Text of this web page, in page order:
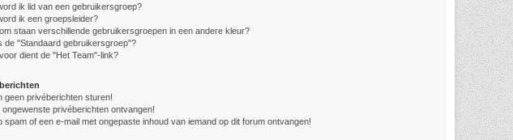
ik lid van een gebruikersgroep?
ik een groepsleider?
staan verschillende gebruikersgroepen in een andere kleur?
de "Standaard gebruikersgroep"?
dient de "Het Team"-link?
geen privéberichten sturen!
ongewenste privéberichten ontvangen!
spam of een e-mail met ongepaste inhoud van iemand op dit forum ontvangen!